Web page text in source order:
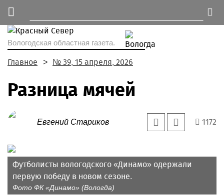
Вологодская областная газета.
Главное № 39, 15 апреля, 2026
Разница мячей
Евгений Стариков 1172
Футболисты вологодского «Динамо» одержали
первую победу в новом сезоне.
Фото ФК «Динамо» (Вологда)